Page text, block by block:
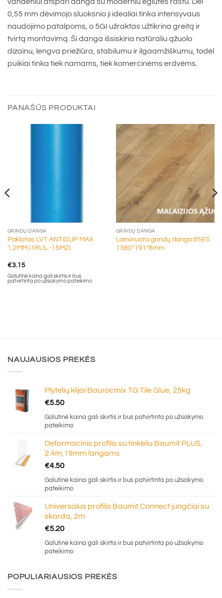
0,55 mm dėvimojo sluoksnio ji idealiai tinka intensyvaus
naudojimo patalpoms, o 5GI užraktas užtikrina greitą ir
tvirtą montavimą. Ši danga išsiskiria natūraliu ąžuolo
dizainu, lengva priežiūra, stabilumu ir ilgaamžiškumu, todėl
puikiai tinka tiek namams, tiek komercinėms erdvėms.
PANAŠŪS PRODUKTAI
GRINDŲ DANGA
Paklotas LVT ANTISLIP MAX
1,2MM (1RUL.-15M2)
€3.15
Galutinė kaina gali skirtis ir bus
patvirtinta po užsakymo pateikimo
GRINDŲ DANGA
Laminuota grindų danga 85ES
1380*191*8mm
NAUJAUSIOS PREKĖS
Plytelių klijai Baurocmix TG Tile Glue, 25kg
€5.50
Galutinė kaina gali skirtis ir bus patvirtinta po užsakymo
pateikimo
Deformacinis profilis su tinkeliu Baumit PLUS,
2.4m,19mm langams
€4.50
Galutinė kaina gali skirtis ir bus patvirtinta po užsakymo
pateikimo
Universalus profilis Baumit Connect jungčiai su
skarda, 2m
€5.20
Galutinė kaina gali skirtis ir bus patvirtinta po užsakymo
pateikimo
POPULIARIAUSIOS PREKĖS